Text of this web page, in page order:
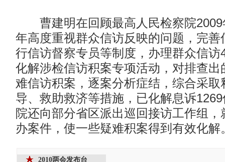
曹建明在回顾最高人民检察院2009
年高度重视群众信访反映的问题，完善
行信访督察专员等制度，办理群众信访
化解涉检信访积案专项活动，对排查出
难信访积案，逐案分析症结，综合采取
导、救助救济等措施，已化解息诉
院还向部分省区派出巡回接访工作组
办案件，使一些疑难积案得到有效化解
2010两会发布台